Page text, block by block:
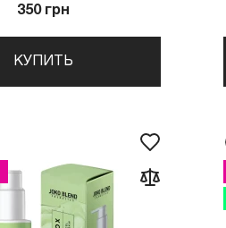
350 грн
КУПИТЬ